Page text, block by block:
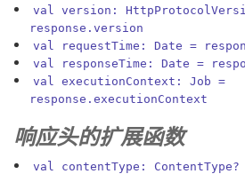
val version:
response.version
val requestTime: Date =
val responseTime: Date =
val executionContext: Job =
response.executionContext
响应头的扩展函数
val contentType: ContentType?